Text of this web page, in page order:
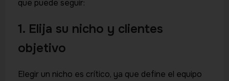
que puede seguir:
1. Elija su nicho y clientes
objetivo
Elegir un nicho es crítico, ya que define el equipo